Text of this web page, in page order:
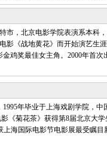
，北京电影学院表演系本科
影《战地黄花》而开始演艺生
鸡奖最佳女主角。2000年首
年毕业于上海戏剧学院，中
《菊花茶》获得第8届北京大
上海国际电影节电影展最受瞩